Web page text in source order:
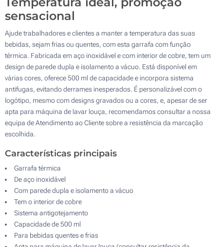
Sem impressão
sensacional
Ajude trabalhadores e clientes a manter a temperatura das suas
bebidas, sejam frias ou quentes, com esta garrafa com função
térmica. Fabricada em aço inoxidável e com interior de cobre, tem um
design de parede dupla e isolamento a vácuo. Está disponível em
várias cores, oferece 500 ml de capacidade e incorpora sistema
antifugas, evitando derrames inesperados. É personalizável com o
logótipo, mesmo com designs gravados ou a cores, e, apesar de ser
apta para máquina de lavar louça, recomendamos consultar a nossa
equipa de Atendimento ao Cliente sobre a resistência da marcação
escolhida.
Características principais
Garrafa térmica
De aço inoxidável
Com parede dupla e isolamento a vácuo
Tem o interior de cobre
Sistema antigotejamento
Capacidade de 500 ml
Para bebidas quentes e frias